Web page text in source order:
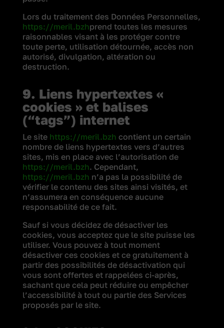
Lors du traitement des Données Personnelles,
https://meril.bzhprend toutes les mesures
raisonnables visant à les protéger contre
toute perte, utilisation détournée, accès non
autorisé, divulgation, altération ou
destruction.
9. Liens hypertextes «
cookies » et balises
(“tags”) internet
Le site https://meril.bzh contient un certain
nombre de liens hypertextes vers d’autres
sites, mis en place avec l’autorisation de
https://meril.bzh. Cependant,
https://meril.bzh n’a pas la possibilité de
vérifier le contenu des sites ainsi visités, et
n’assumera en conséquence aucune
responsabilité de ce fait.
Sauf si vous décidez de désactiver les
cookies, vous acceptez que le site puisse les
utiliser. Vous pouvez à tout moment
désactiver ces cookies et ce gratuitement à
partir des possibilités de désactivation qui
vous sont offertes et rappelées ci-après,
sachant que cela peut réduire ou empêcher
l’accessibilité à tout ou partie des Services
proposés par le site.